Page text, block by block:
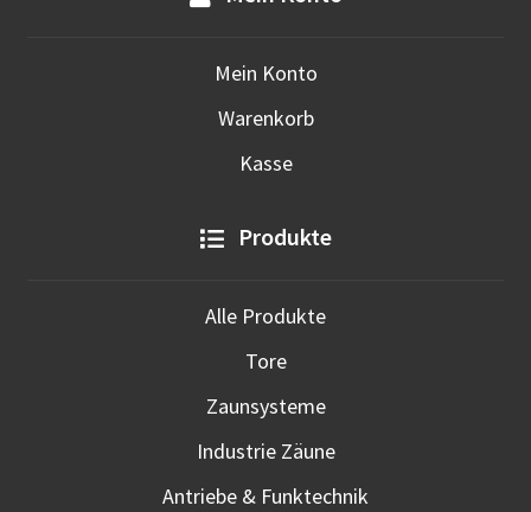
Mein Konto
Warenkorb
Kasse
Produkte
Alle Produkte
Tore
Zaunsysteme
Industrie Zäune
Antriebe & Funktechnik